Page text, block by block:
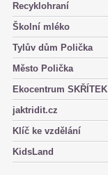
Recyklohraní
Školní mléko
Tylův dům Polička
Město Polička
Ekocentrum SKŘÍTEK
jaktridit.cz
Klíč ke vzdělání
KidsLand